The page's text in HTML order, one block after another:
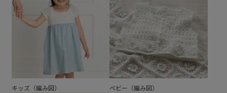
キッズ（編み図） ベビー（編み図）